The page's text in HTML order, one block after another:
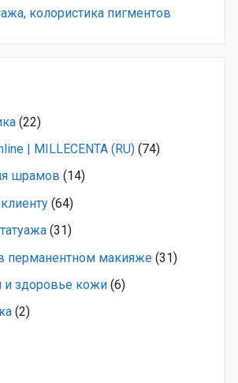
колористика пигментов
(22)
| MILLECENTA (RU) (74)
шрамов (14)
(64)
(31)
перманентном макияже (31)
и здоровье кожи (6)
(2)